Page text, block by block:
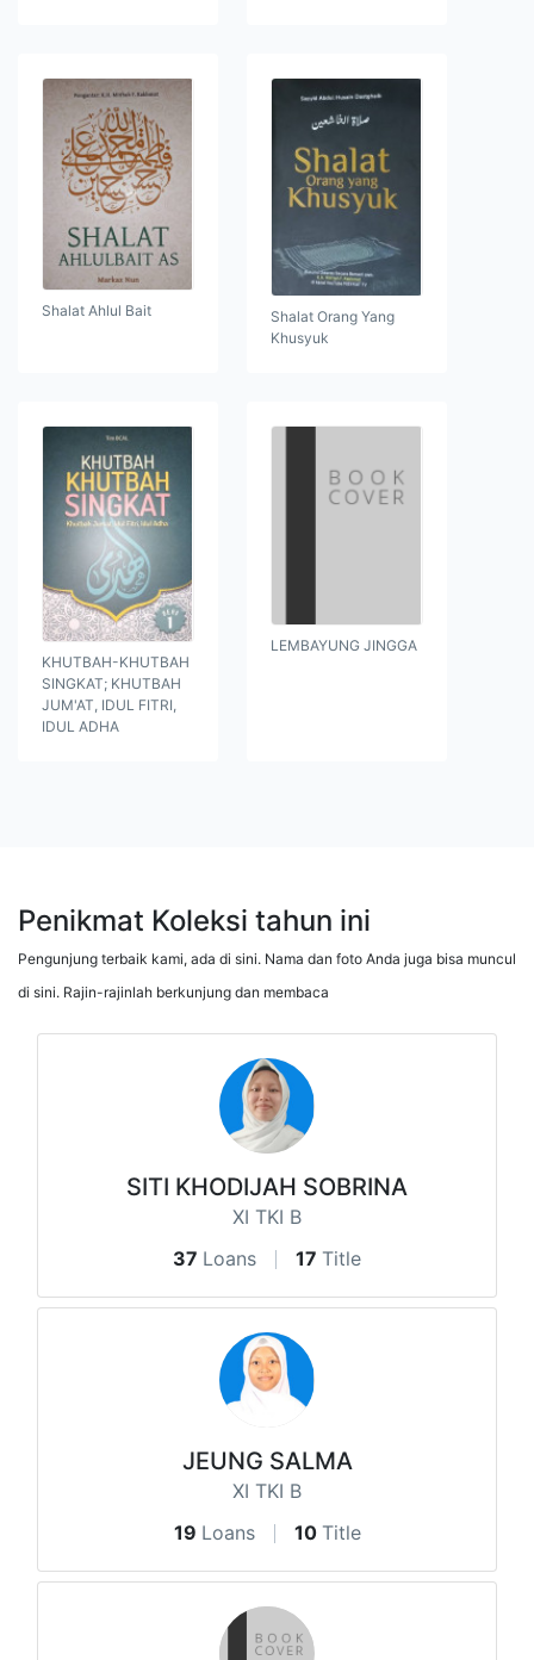
Shalat Ahlul Bait
Shalat Orang Yang
Khusyuk
KHUTBAH-KHUTBAH
SINGKAT; KHUTBAH
JUM'AT, IDUL FITRI,
IDUL ADHA
LEMBAYUNG JINGGA
Penikmat Koleksi tahun ini
Pengunjung terbaik kami, ada di sini. Nama dan foto Anda juga bisa muncul
di sini. Rajin-rajinlah berkunjung dan membaca
SITI KHODIJAH SOBRINA
XI TKI B
37 Loans 17 Title
JEUNG SALMA
XI TKI B
19 Loans 10 Title